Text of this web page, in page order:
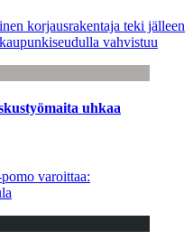
korjausrakentaja teki jälleen
vahvistuu
uhkaa
varoittaa: